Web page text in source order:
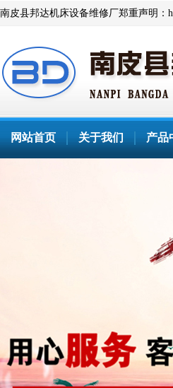
南皮县邦达机床设备维修厂郑重声明：
网站首页 关于我们 产品